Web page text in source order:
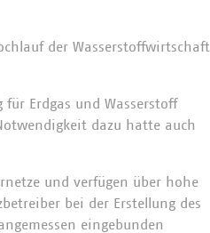
der Wasserstoffwirtschaft
Erdgas und Wasserstoff
dazu hatte auch
und verfügen über hohe
bei der Erstellung des
eingebunden